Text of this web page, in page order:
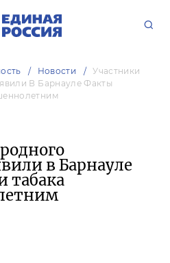
Новости
Участники
В Барнауле Факты
в Барнауле
табака